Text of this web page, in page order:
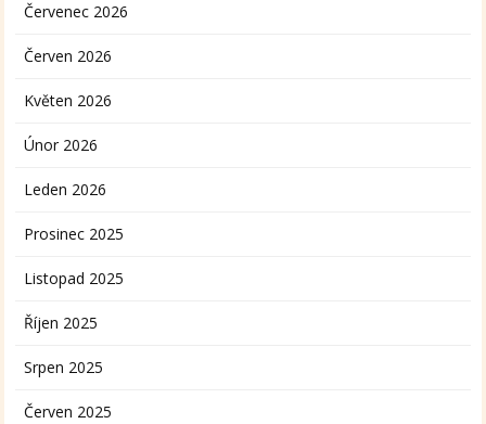
Červenec 2026
Červen 2026
Květen 2026
Únor 2026
Leden 2026
Prosinec 2025
Listopad 2025
Říjen 2025
Srpen 2025
Červen 2025